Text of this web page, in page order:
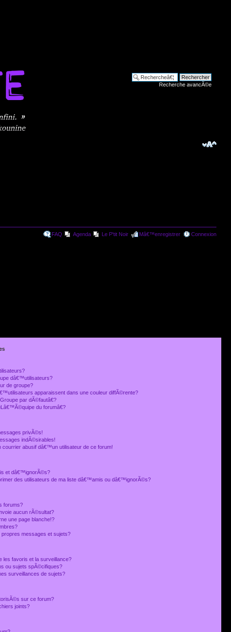
Recherche avancÃ©e
FAQ Agenda Le P'tit Noir Mâ€™enregistrer Connexion
dâ€™utilisateurs?
de groupe?
apparaissent dans une couleur diffÃ©rente?
par dÃ©fautâ€?
du forumâ€?
privÃ©s!
indÃ©sirables!
abusif dâ€™un utilisateur de ce forum!
et dâ€™ignorÃ©s?
des utilisateurs de ma liste dâ€™amis ou dâ€™ignorÃ©s?
forums?
aucun rÃ©sultat?
une page blanche!?
messages et sujets?
les favoris et la surveillance?
ou sujets spÃ©cifiques?
surveillances de sujets?
sur ce forum?
joints?